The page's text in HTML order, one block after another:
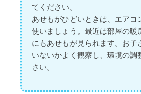
てください。
あせもがひどいときは、エアコ
使いましょう。最近は部屋の暖
にもあせもが見られます。お子
いないかよく観察し、環境の調
さい。